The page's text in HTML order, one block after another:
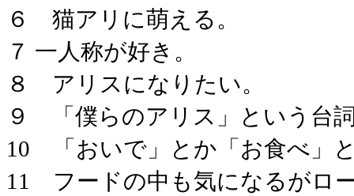
６ 猫アリに萌える。
７ 一人称が好き。
８ アリスになりたい。
９ 「僕らのアリス」という台
10 「おいで」とか「お食べ」
11 フードの中も気になるがロ